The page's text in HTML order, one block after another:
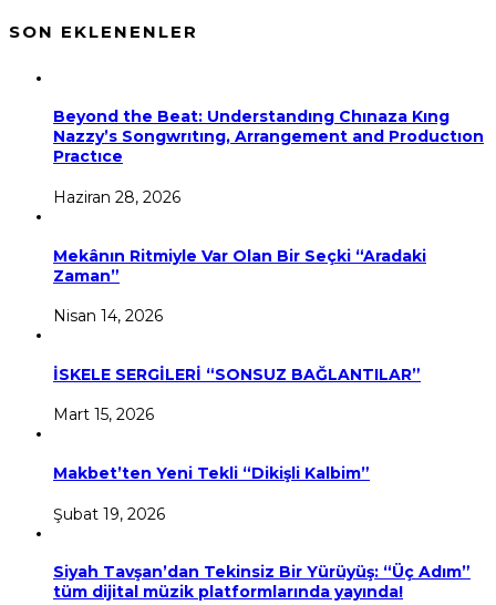
SON EKLENENLER
Beyond the Beat: Understandıng Chınaza Kıng
Nazzy’s Songwrıtıng, Arrangement and Productıon
Practıce
Haziran 28, 2026
Mekânın Ritmiyle Var Olan Bir Seçki “Aradaki
Zaman”
Nisan 14, 2026
İSKELE SERGİLERİ “SONSUZ BAĞLANTILAR”
Mart 15, 2026
Makbet’ten Yeni Tekli “Dikişli Kalbim”
Şubat 19, 2026
Siyah Tavşan’dan Tekinsiz Bir Yürüyüş: “Üç Adım”
tüm dijital müzik platformlarında yayında!